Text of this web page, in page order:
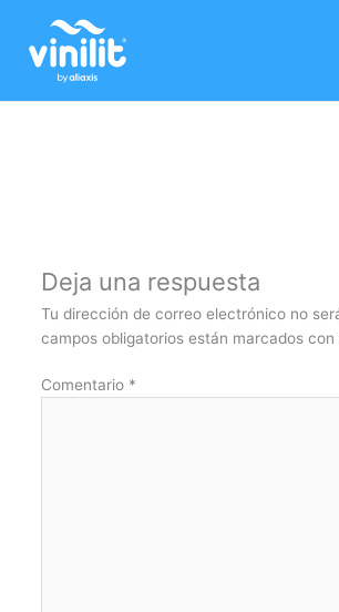
contenido
Deja una respuesta
Tu dirección de correo electrónico no
campos obligatorios están marcados con
Comentario *